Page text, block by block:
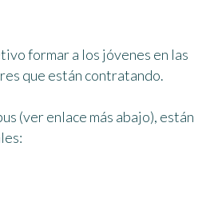
formar a los jóvenes en las
que están contratando.
(ver enlace más abajo), están
: